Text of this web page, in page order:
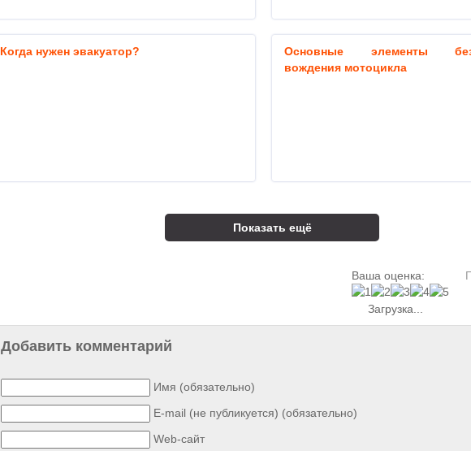
Когда нужен эвакуатор?
Основные элементы
вождения мотоцикла
Показать ещё
Ваша оценка:
Загрузка...
Добавить комментарий
Имя (обязательно)
E-mail (не публикуется) (обязательно)
Web-сайт